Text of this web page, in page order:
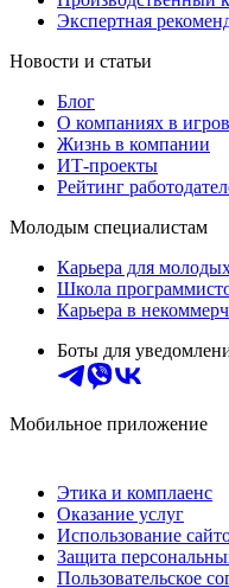
Экспертная
Новости и статьи
Блог
О компаниях в
Жизнь в компании
ИТ-проекты
Рейтинг
Молодым специалистам
Карьера для
Школа
Карьера в
Боты для
Мобильное приложение
Этика и комплаенс
Оказание услуг
Использование
Защита
Пользовательское